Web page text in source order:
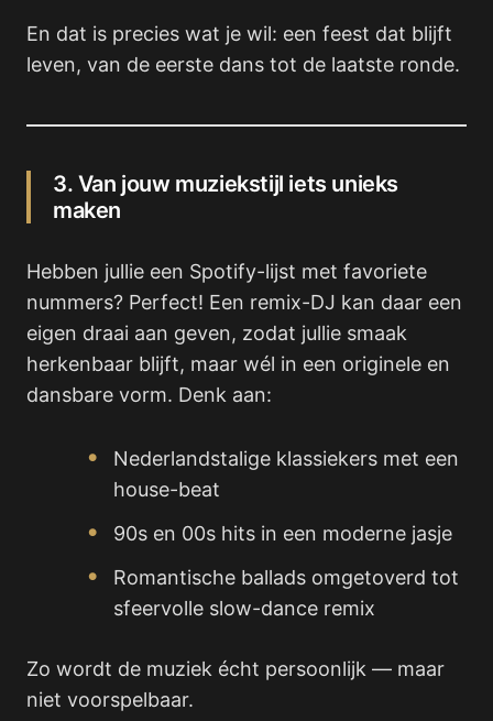
En dat is precies wat je wil: een feest dat blijft
leven, van de eerste dans tot de laatste ronde.
3. Van jouw muziekstijl iets unieks
maken
Hebben jullie een Spotify-lijst met favoriete
nummers? Perfect! Een remix-DJ kan daar een
eigen draai aan geven, zodat jullie smaak
herkenbaar blijft, maar wél in een originele en
dansbare vorm. Denk aan:
Nederlandstalige klassiekers met een
house-beat
90s en 00s hits in een moderne jasje
Romantische ballads omgetoverd tot
sfeervolle slow-dance remix
Zo wordt de muziek écht persoonlijk — maar
niet voorspelbaar.